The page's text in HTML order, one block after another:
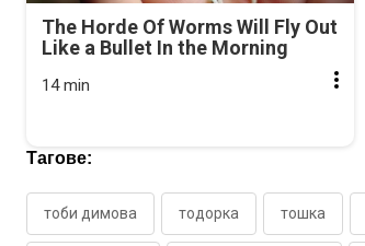
The Horde Of Worms Will Fly Out
Like a Bullet In the Morning
14 min
Тагове:
тоби димова тодорка тошка